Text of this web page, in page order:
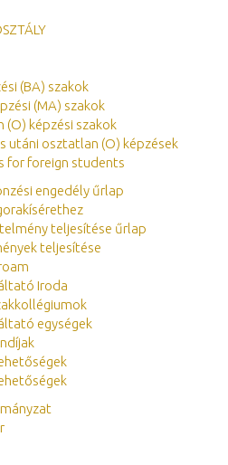
(BA) szakok
(MA) szakok
(O) képzési szakok
utáni osztatlan (O) képzések
for foreign students
engedély űrlap
teljesítése űrlap
teljesítése
Iroda
egységek